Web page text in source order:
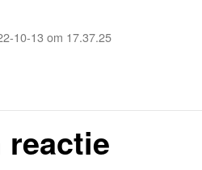
10-13 om 17.37.25
reactie